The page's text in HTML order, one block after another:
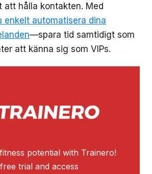
att hålla kontakten. Med
enkelt automatisera dina
—spara tid samtidigt som
att känna sig som VIPs.
potential with Trainero!
trial and access